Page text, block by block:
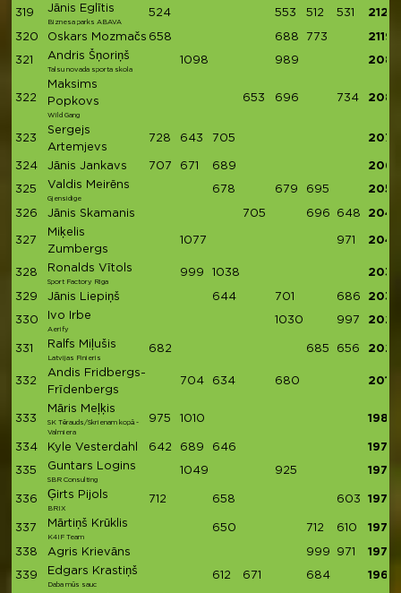
319 Jānis Eglītis
Biznesa parks ABAVA
524 553 512 531 2120
320 Oskars Mozmačs 658 688 773 2119
321 Andris Šņoriņš
Talsu novada sporta skola
1098 989 2087
322
Maksims
Popkovs
Wild Gang
653 696 734 2083
323
Sergejs
Artemjevs
728 643 705 2076
324 Jānis Jankavs 707 671 689 2067
325 Valdis Meirēns
Gjensidige
678 679 695 2052
326 Jānis Skamanis 705 696 648 2049
327
Miķelis
Zumbergs
1077 971 2048
328 Ronalds Vītols
Sport Factory Riga
999 1038 2037
329 Jānis Liepiņš 644 701 686 2031
330 Ivo Irbe
Aerify
1030 997 2027
331 Ralfs Miļušis
Latvijas Finieris
682 685 656 2023
332
Andis Fridbergs-
Frīdenbergs
704 634 680 2018
333
Māris Meļķis
SK Tērauds/Skrienam kopā -
Valmiera
975 1010 1985
334 Kyle Vesterdahl 642 689 646 1977
335 Guntars Logins
SBR Consulting
1049 925 1974
336 Ģirts Pijols
BRIX
712 658 603 1973
337 Mārtiņš Krūklis
K4IF Team
650 712 610 1972
338 Agris Krievāns 999 971 1970
339 Edgars Krastiņš
Daba mūs sauc
612 671 684 1967